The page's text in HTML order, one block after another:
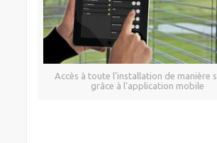
Accès à toute l’installation de manière
grâce à l’application mobile